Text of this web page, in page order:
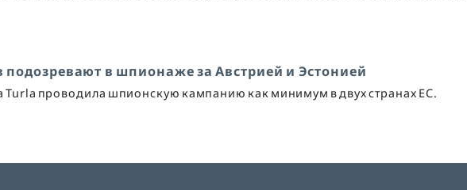
подозревают в шпионаже за Австрией и Эстонией
Turla проводила шпионскую кампанию как минимум в двух странах ЕС.